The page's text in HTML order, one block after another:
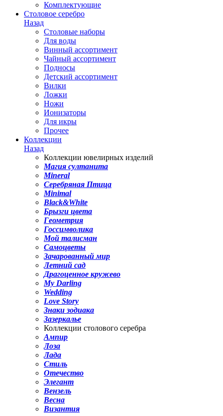
Комплектующие
Столовое серебро
Назад
Столовые наборы
Для воды
Винный ассортимент
Чайный ассортимент
Подносы
Детский ассортимент
Вилки
Ложки
Ножи
Ионизаторы
Для икры
Прочее
Коллекции
Назад
Коллекции ювелирных изделий
Магия султанита
Mineral
Серебряная Птица
Minimal
Black&White
Брызги цвета
Геометрия
Госсимволика
Мой талисман
Самоцветы
Зачарованный мир
Летний сад
Драгоценное кружево
My Darling
Wedding
Love Story
Знаки зодиака
Зазеркалье
Коллекции столового серебра
Ампир
Лоза
Лада
Стиль
Отечество
Элегант
Вензель
Весна
Византия